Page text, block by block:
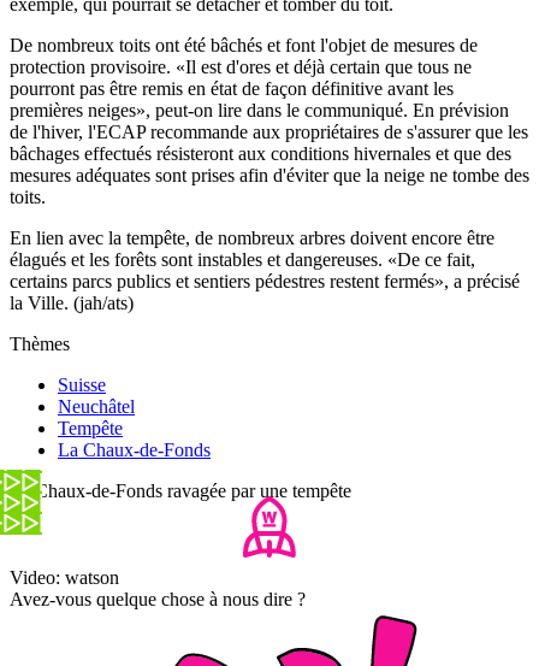
exemple, qui pourrait se détacher et tomber du toit.
De nombreux toits ont été bâchés et font l'objet de mesures de
protection provisoire. «Il est d'ores et déjà certain que tous ne
pourront pas être remis en état de façon définitive avant les
premières neiges», peut-on lire dans le communiqué. En prévision
de l'hiver, l'ECAP recommande aux propriétaires de s'assurer que les
bâchages effectués résisteront aux conditions hivernales et que des
mesures adéquates sont prises afin d'éviter que la neige ne tombe des
toits.
En lien avec la tempête, de nombreux arbres doivent encore être
élagués et les forêts sont instables et dangereuses. «De ce fait,
certains parcs publics et sentiers pédestres restent fermés», a précisé
la Ville. (jah/ats)
Thèmes
Suisse
Neuchâtel
Tempête
La Chaux-de-Fonds
La Chaux-de-Fonds ravagée par une tempête
Video: watson
Avez-vous quelque chose à nous dire ?